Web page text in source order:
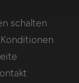
schalten